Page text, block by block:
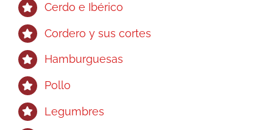
producto
Cerdo e Ibérico
Cordero y sus cortes
Hamburguesas
Pollo
Legumbres